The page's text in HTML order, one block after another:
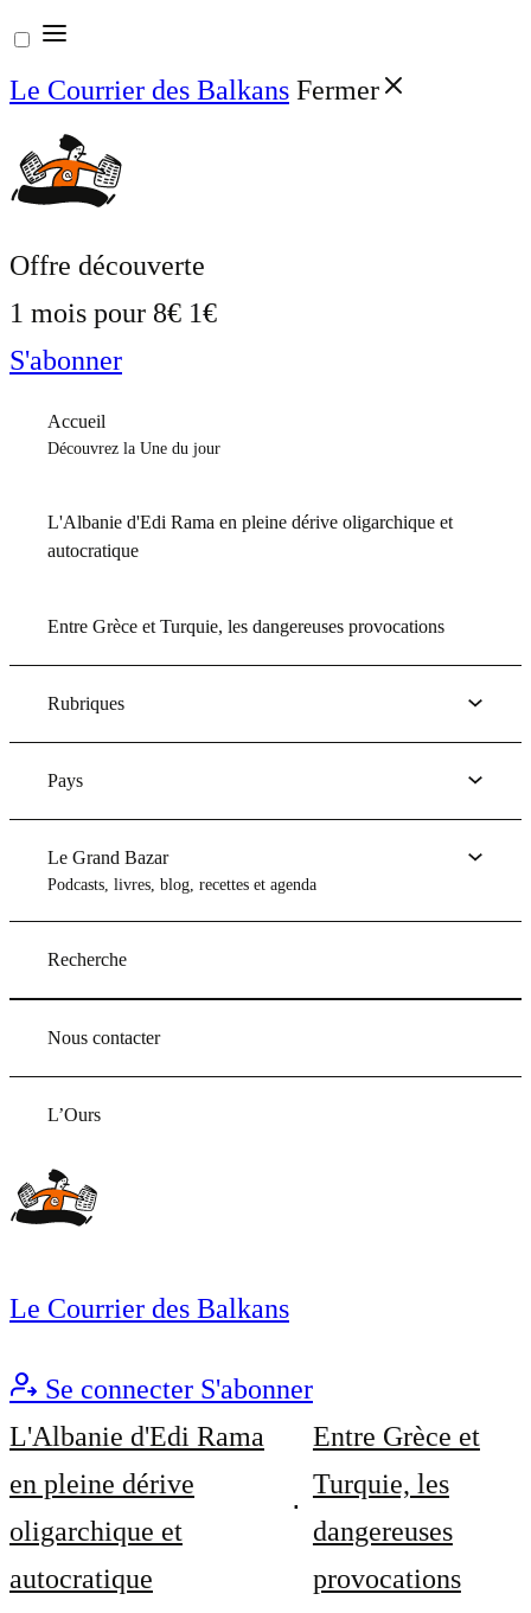
Aller
au
contenu
Le Courrier des Balkans Fermer
Offre découverte
1 mois pour 8€ 1€
S'abonner
Accueil
Découvrez la Une du jour
L'Albanie d'Edi Rama en pleine dérive oligarchique et
autocratique
Entre Grèce et Turquie, les dangereuses provocations
Rubriques
Pays
Le Grand Bazar
Podcasts, livres, blog, recettes et agenda
Recherche
Nous contacter
L’Ours
Le Courrier des Balkans
Se connecter S'abonner
L'Albanie d'Edi Rama
en pleine dérive
oligarchique et
autocratique
Entre Grèce et
Turquie, les
dangereuses
provocations